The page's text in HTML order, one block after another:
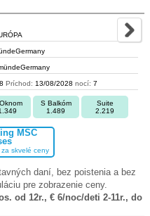
Príchod: 13/08/2028 nocí: 7
S Balkóm
1.489
Suite
2.219
MSC
skvelé ceny
daní, bez poistenia a bez
pre zobrazenie ceny.
od 12r., € 6/noc/deti 2-11r., do